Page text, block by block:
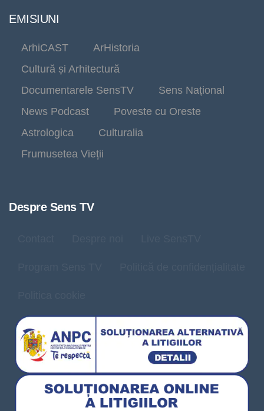
EMISIUNI
ArhiCAST
ArHistoria
Cultură și Arhitectură
Documentarele SensTV
Sens Național
News Podcast
Poveste cu Oreste
Astrologica
Culturalia
Frumusetea Vieții
Despre Sens TV